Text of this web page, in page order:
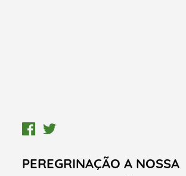
PEREGRINAÇÃO A NOSSA